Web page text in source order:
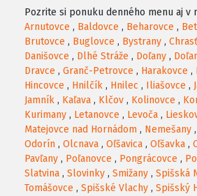
Pozrite si ponuku denného menu aj v
Arnutovce , Baldovce , Beharovce ,
Brutovce , Buglovce , Bystrany ,
Danišovce , Dlhé Stráže , Doľany ,
Dravce , Granč-Petrovce , Harakovce ,
Hincovce , Hnilčík , Hnilec , Iliašovce ,
Jamník , Kaľava , Klčov , Kolinovce ,
Kurimany , Letanovce , Levoča ,
Matejovce nad Hornádom , Nemešany ,
Odorín , Olcnava , Oľšavica , Oľšavka ,
Pavľany , Poľanovce , Pongrácovce ,
Slatvina , Slovinky , Smižany , Spišská
Tomášovce , Spišské Vlachy , Spišský